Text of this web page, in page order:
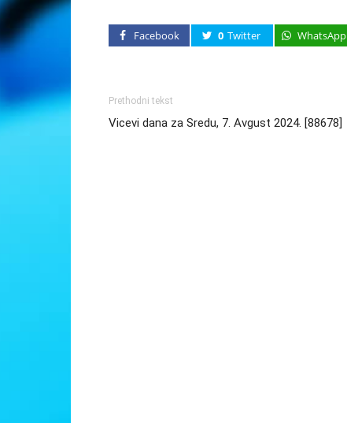
Facebook 0 Twitter WhatsApp
Prethodni tekst
Vicevi dana za Sredu, 7. Avgust 2024. [88678]